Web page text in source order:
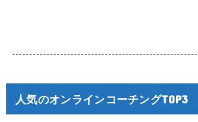
人気のオンラインコーチングTOP3